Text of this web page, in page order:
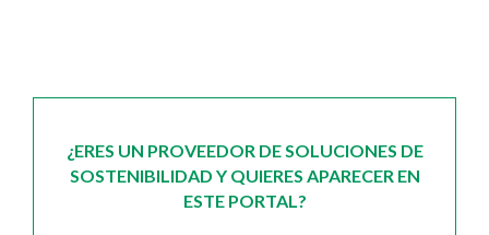
¿ERES UN PROVEEDOR DE SOLUCIONES DE
SOSTENIBILIDAD Y QUIERES APARECER EN
ESTE PORTAL?